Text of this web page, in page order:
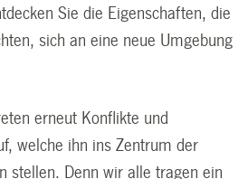
Sie die Eigenschaften, die
sich an eine neue Umgebung
erneut Konflikte und
welche ihn ins Zentrum der
stellen. Denn wir alle tragen ein